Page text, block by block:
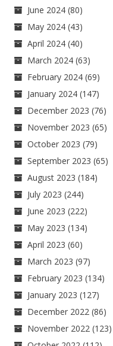
June 2024 (80)
May 2024 (43)
April 2024 (40)
March 2024 (63)
February 2024 (69)
January 2024 (147)
December 2023 (76)
November 2023 (65)
October 2023 (79)
September 2023 (65)
August 2023 (184)
July 2023 (244)
June 2023 (222)
May 2023 (134)
April 2023 (60)
March 2023 (97)
February 2023 (134)
January 2023 (127)
December 2022 (86)
November 2022 (123)